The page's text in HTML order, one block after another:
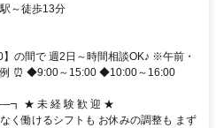
～徒歩13分
の間で 週2日～時間相談OK♪ ※午前・
例 ⏰ ◆9:00～15:00 ◆10:00～16:00
★ 未 経 験 歓 迎 ★
けるシフトも お休みの調整も まず